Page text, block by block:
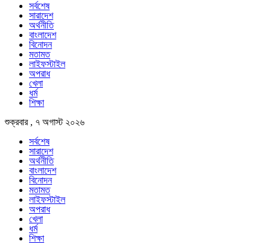
সর্বশেষ
সারাদেশ
অর্থনীতি
বাংলাদেশ
বিনোদন
মতামত
লাইফস্টাইল
অপরাধ
খেলা
ধর্ম
শিক্ষা
শুক্রবার , ৭ অগাস্ট ২০২৬
সর্বশেষ
সারাদেশ
অর্থনীতি
বাংলাদেশ
বিনোদন
মতামত
লাইফস্টাইল
অপরাধ
খেলা
ধর্ম
শিক্ষা